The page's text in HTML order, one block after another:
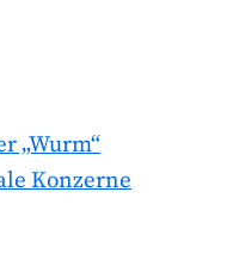
„Wurm“
Konzerne